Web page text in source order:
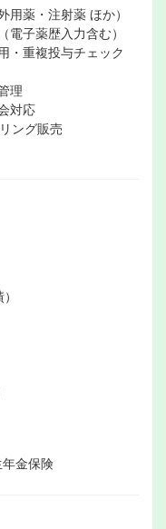
用薬・注射薬 ほか）
電子薬歴入力含む）
・重複投与チェック
理
対応
ング販売
金保険